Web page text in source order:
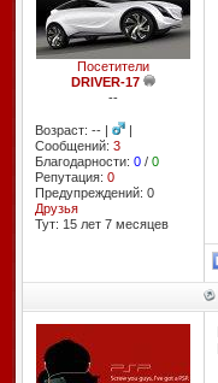
Посетители
DRIVER-17
--
Возраст: -- |
|
Сообщений: 3
Благодарности: 0/ 0
Репутация: 0
Предупреждений: 0
Друзья
Тут: 15 лет 7 месяцев